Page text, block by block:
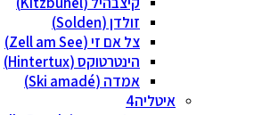
זולדן (Solden)
צל אם זי (Zell am See)
הינטרטוקס (Hintertux)
אמדה (Ski amadé)
איטליה